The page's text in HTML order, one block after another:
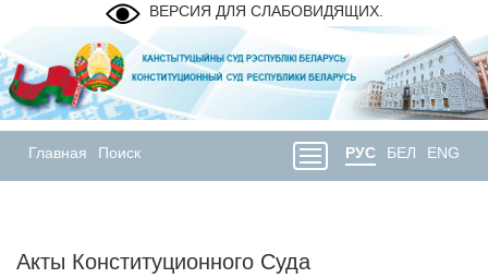
ВЕРСИЯ ДЛЯ СЛАБОВИДЯЩИХ.
Главная Поиск РУС БЕЛ ENG
Акты Конституционного Суда